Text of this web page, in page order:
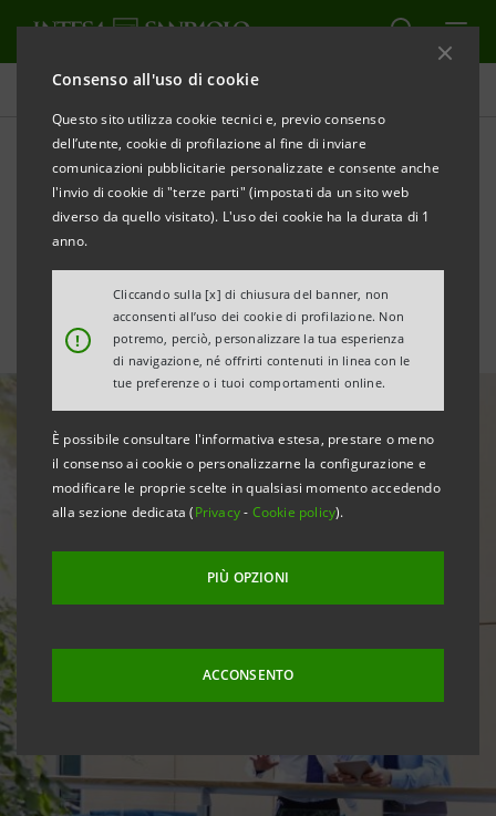
Consenso all'uso di cookie
Questo sito utilizza cookie tecnici e, previo consenso
dell’utente, cookie di profilazione al fine di inviare
comunicazioni pubblicitarie personalizzate e consente anche
l'invio di cookie di "terze parti" (impostati da un sito web
diverso da quello visitato). L'uso dei cookie ha la durata di 1
anno.
!
Cliccando sulla [x] di chiusura del banner, non
acconsenti all’uso dei cookie di profilazione. Non
potremo, perciò, personalizzare la tua esperienza
di navigazione, né offrirti contenuti in linea con le
tue preferenze o i tuoi comportamenti online.
È possibile consultare l'informativa estesa, prestare o meno
il consenso ai cookie o personalizzarne la configurazione e
modificare le proprie scelte in qualsiasi momento accedendo
alla sezione dedicata (Privacy- Cookie policy).
PIÙ OPZIONI
ACCONSENTO
Tutte le news
Circular economy: €1
miliardo per i clienti UBI
Banca